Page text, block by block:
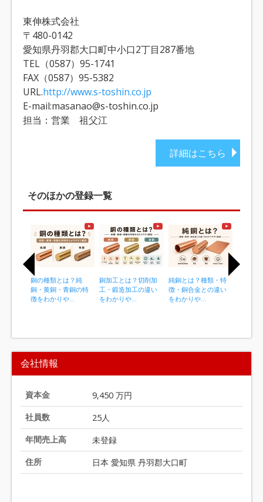
東伸株式会社
〒480-0142
愛知県丹羽郡大口町中小口2丁目287番地
TEL（0587）95-1741
FAX（0587）95-5382
URL.http://www.s-toshin.co.jp
E-mail:masanao@s-toshin.co.jp
担当：営業 祖父江
詳細はこちら
そのほかの登録一覧
銅の種類とは？純
銅・黄銅・青銅の特
徴をわかりや...
銅加工とは？切削加
工・鍛造加工の違い
をわかりや...
純銅とは？種類・特
徴・銅合金との違い
をわかりや...
I
t
e
m
1
o
f
2
0
会社情報
資本金
9,450 万円
社員数
25人
年間売上高
未登録
住所
日本 愛知県 丹羽郡大口町